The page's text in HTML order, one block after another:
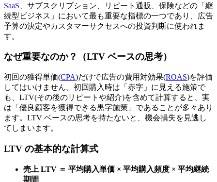
SaaS 、サブスクリプション、リピート通販、保険などの「継
続型ビジネス」において最も重要な指標の一つであり、広告
予算の決定やカスタマーサクセスへの投資判断に使われま
す。
なぜ重要なのか？（LTV ベースの思考）
初回の獲得単価(CPA)だけで広告の費用対効果(ROAS)を評価
してはいけません。初回購入時は「赤字」に見える施策で
も、LTV(その後のリピートや紹介)を含めて計算すると、実
は「優良顧客を獲得できる黒字施策」であることが多々あり
ます。LTV ベースの思考を持たないと、機会損失を見逃し
てしまいます。
LTV の基本的な計算式
売上 LTV ＝ 平均購入単価 × 平均購入頻度 × 平均継続
期間